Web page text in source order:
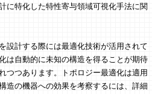
に特化した特性寄与領域可視化手法に関
設計する際には最適化技術が活用されて
は自動的に未知の構造を得ることが期待
つつあります。トポロジー最適化は適用
造の機器への効果を考察するには、詳細